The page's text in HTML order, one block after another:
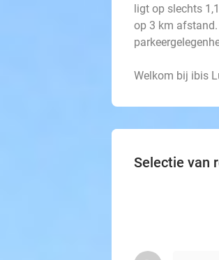
ligt op slechts
op 3 km afstand.
Welkom bij ibis
Selectie van